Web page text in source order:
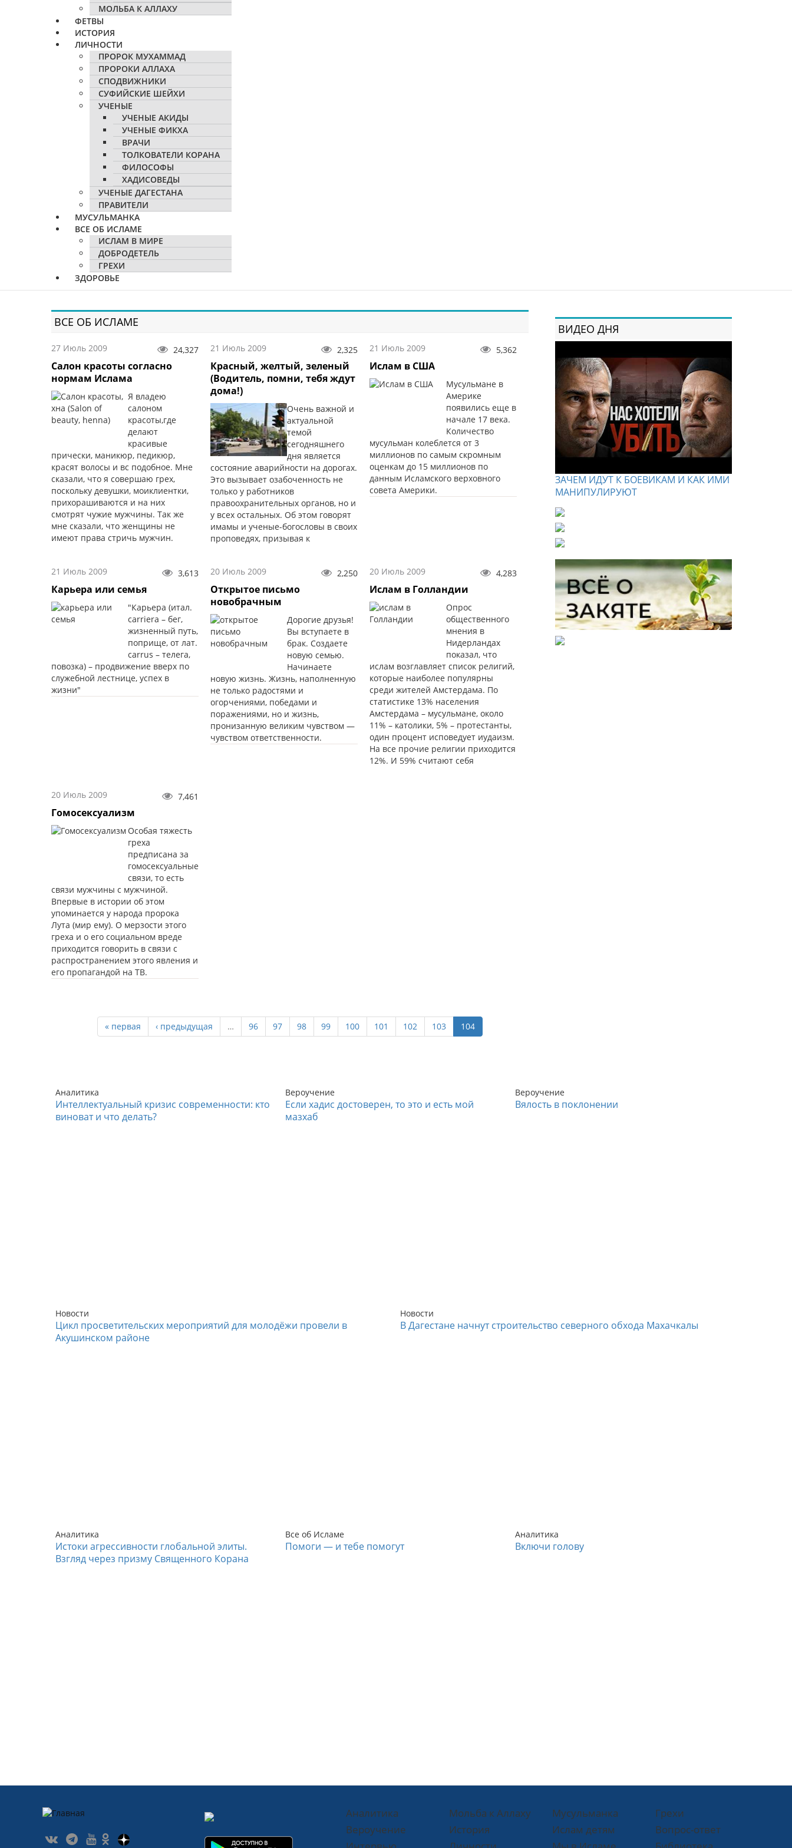
МОЛЬБА К АЛЛАХУ
ФЕТВЫ
ИСТОРИЯ
ЛИЧНОСТИ
ПРОРОК МУХАММАД
ПРОРОКИ АЛЛАХА
СПОДВИЖНИКИ
СУФИЙСКИЕ ШЕЙХИ
УЧЕНЫЕ
УЧЕНЫЕ АКИДЫ
УЧЕНЫЕ ФИКХА
ВРАЧИ
ТОЛКОВАТЕЛИ КОРАНА
ФИЛОСОФЫ
ХАДИСОВЕДЫ
УЧЕНЫЕ ДАГЕСТАНА
ПРАВИТЕЛИ
МУСУЛЬМАНКА
ВСЕ ОБ ИСЛАМЕ
ИСЛАМ В МИРЕ
ДОБРОДЕТЕЛЬ
ГРЕХИ
ЗДОРОВЬЕ
ВСЕ ОБ ИСЛАМЕ
27 Июль 2009 24,327
Салон красоты согласно
нормам Ислама
Я владею
салоном
красоты,где
делают
красивые
прически, маникюр, педикюр,
красят волосы и вс подобное. Мне
сказали, что я совершаю грех,
поскольку девушки, моиклиентки,
прихорашиваются и на них
смотрят чужие мужчины. Так же
мне сказали, что женщины не
имеют права стричь мужчин.
21 Июль 2009 2,325
Красный, желтый, зеленый
(Водитель, помни, тебя ждут
дома!)
Очень важной и
актуальной
темой
сегодняшнего
дня является
состояние аварийности на дорогах.
Это вызывает озабоченность не
только у работников
правоохранительных органов, но и
у всех остальных. Об этом говорят
имамы и ученые-богословы в своих
проповедях, призывая к
21 Июль 2009 5,362
Ислам в США
Мусульмане в
Америке
появились еще в
начале 17 века.
Количество
мусульман колеблется от 3
миллионов по самым скромным
оценкам до 15 миллионов по
данным Исламского верховного
совета Америки.
21 Июль 2009 3,613
Карьера или семья
"Карьера (итал.
carriera – бег,
жизненный путь,
поприще, от лат.
carrus – телега,
повозка) – продвижение вверх по
служебной лестнице, успех в
жизни"
20 Июль 2009 2,250
Открытое письмо
новобрачным
Дорогие друзья!
Вы вступаете в
брак. Создаете
новую семью.
Начинаете
новую жизнь. Жизнь, наполненную
не только радостями и
огорчениями, победами и
поражениями, но и жизнь,
пронизанную великим чувством —
чувством ответственности.
20 Июль 2009 4,283
Ислам в Голландии
Опрос
общественного
мнения в
Нидерландах
показал, что
ислам возглавляет список религий,
которые наиболее популярны
среди жителей Амстердама. По
статистике 13% населения
Амстердама – мусульмане, около
11% – католики, 5% – протестанты,
один процент исповедует иудаизм.
На все прочие религии приходится
12%. И 59% считают себя
20 Июль 2009
7,461
Гомосексуализм
Особая тяжесть
греха
предписана за
гомосексуальные
связи, то есть
связи мужчины с мужчиной.
Впервые в истории об этом
упоминается у народа пророка
Лута (мир ему). О мерзости этого
греха и о его социальном вреде
приходится говорить в связи с
распространением этого явления и
его пропагандой на ТВ.
« первая ‹ предыдущая … 96 97 98 99 100 101 102 103 104
ВИДЕО ДНЯ
ЗАЧЕМ ИДУТ К БОЕВИКАМ И КАК ИМИ
МАНИПУЛИРУЮТ
Аналитика
Интеллектуальный кризис современности: кто
виноват и что делать?
Вероучение
Если хадис достоверен, то это и есть мой
мазхаб
Вероучение
Вялость в поклонении
Новости
Цикл просветительских мероприятий для молодёжи провели в
Акушинском районе
Новости
В Дагестане начнут строительство северного обхода Махачкалы
Аналитика
Истоки агрессивности глобальной элиты.
Взгляд через призму Священного Корана
Все об Исламе
Помоги — и тебе помогут
Аналитика
Включи голову
Аналитика
Вероучение
Мольба к Аллаху
История
Мусульманка
Ислам детям
Грехи
Вопрос-ответ